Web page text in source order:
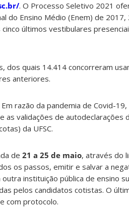
. O Processo Seletivo 2021
do Ensino Médio (Enem) de
últimos vestibulares
dos quais 14.414 concorreram
anteriores.
razão da pandemia de Covid-
as validações de autodeclarações
da UFSC.
de 21 a 25 de maio, através do
os passos, emitir e salvar a
instituição pública de ensino
pelos candidatos cotistas. O
com protocolo.